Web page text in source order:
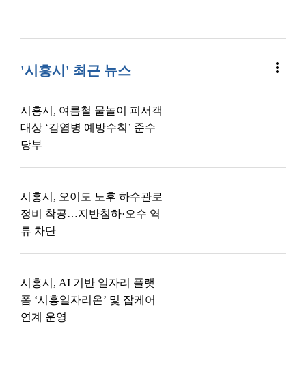
'시흥시' 최근 뉴스 more_vert
시흥시, 여름철 물놀이 피서객
대상 ‘감염병 예방수칙’ 준수
당부
시흥시, 오이도 노후 하수관로
정비 착공…지반침하·오수 역
류 차단
시흥시, AI 기반 일자리 플랫
폼 ‘시흥일자리온’ 및 잡케어
연계 운영